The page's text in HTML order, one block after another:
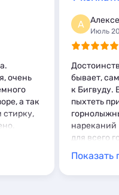
очень
а так
стирку,
А
Июль
бывает,
к Бигвуду.
пыхтеть
нареканий
для всего
очень
Показать